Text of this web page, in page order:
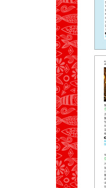
SLEEP
04 투마르
PREVIEW
GET
MAP
SEE
EAT
SLEEP
05 파티마
PREVIEW